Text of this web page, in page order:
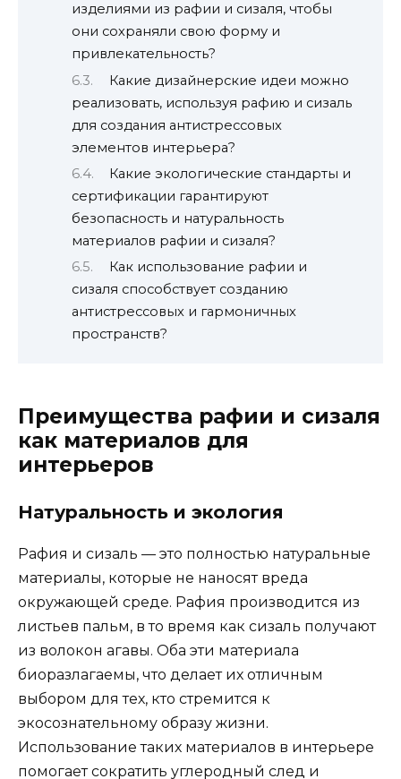
изделиями из рафии и сизаля, чтобы
они сохраняли свою форму и
привлекательность?
Какие дизайнерские идеи можно
реализовать, используя рафию и сизаль
для создания антистрессовых
элементов интерьера?
Какие экологические стандарты и
сертификации гарантируют
безопасность и натуральность
материалов рафии и сизаля?
Как использование рафии и
сизаля способствует созданию
антистрессовых и гармоничных
пространств?
Преимущества рафии и сизаля
как материалов для
интерьеров
Натуральность и экология
Рафия и сизаль — это полностью натуральные
материалы, которые не наносят вреда
окружающей среде. Рафия производится из
листьев пальм, в то время как сизаль получают
из волокон агавы. Оба эти материала
биоразлагаемы, что делает их отличным
выбором для тех, кто стремится к
экосознательному образу жизни.
Использование таких материалов в интерьере
помогает сократить углеродный след и